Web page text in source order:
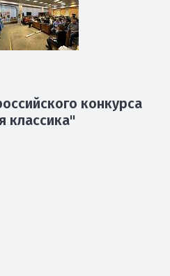
конкурса
классика"